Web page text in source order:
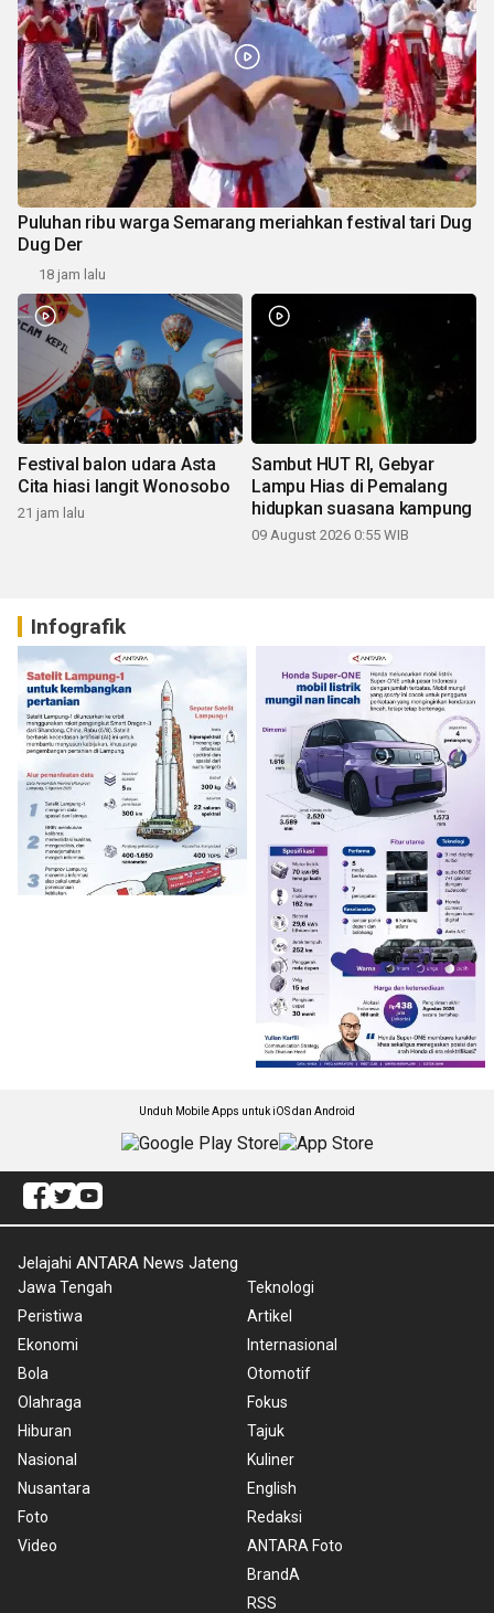
Puluhan ribu warga Semarang meriahkan festival tari Dug
Dug Der
18 jam lalu
Festival balon udara Asta
Cita hiasi langit Wonosobo
21 jam lalu
Sambut HUT RI, Gebyar
Lampu Hias di Pemalang
hidupkan suasana kampung
09 August 2026 0:55 WIB
Infografik
Unduh Mobile Apps untuk iOS dan Android
Jelajahi ANTARA News Jateng
Jawa Tengah
Peristiwa
Ekonomi
Bola
Olahraga
Hiburan
Nasional
Nusantara
Foto
Video
Teknologi
Artikel
Internasional
Otomotif
Fokus
Tajuk
Kuliner
English
Redaksi
ANTARA Foto
BrandA
RSS